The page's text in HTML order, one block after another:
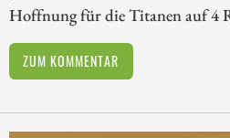
Hoffnung für die Titanen auf 4
ZUM KOMMENTAR